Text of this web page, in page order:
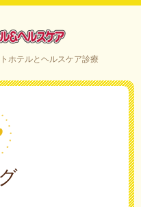
宇部市
ホテルとヘルスケア診療